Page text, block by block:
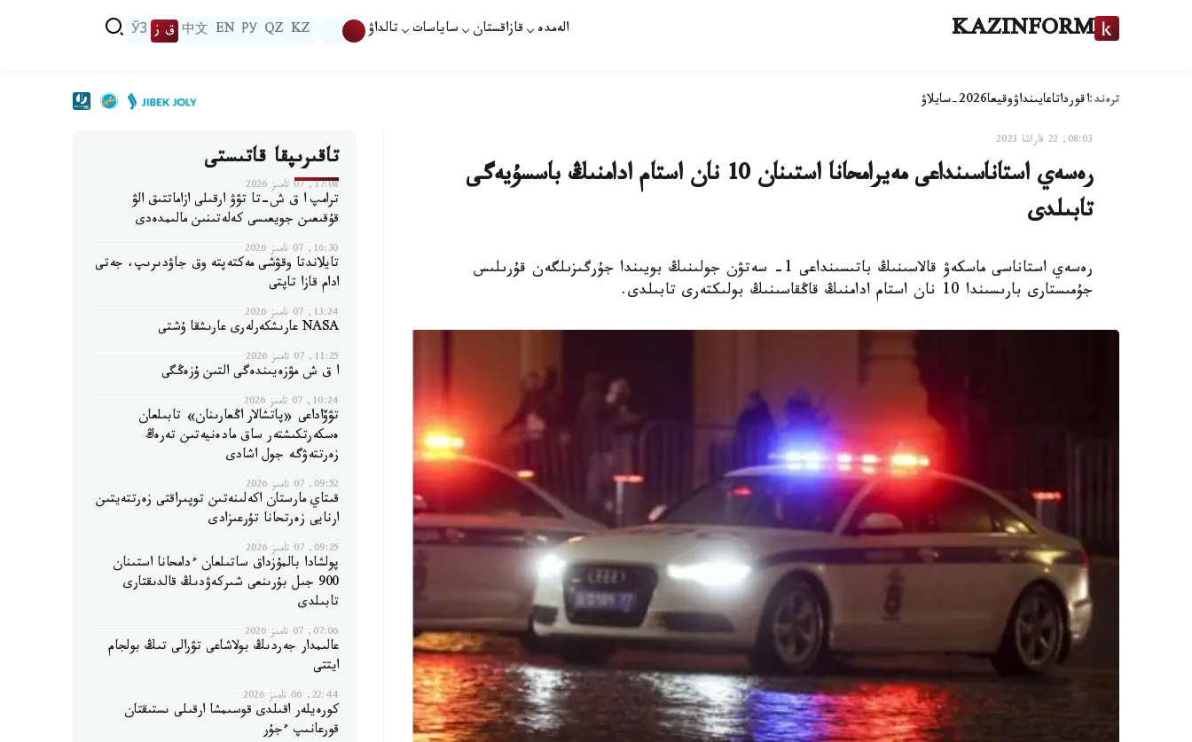
KAZINFORM الەمدە قازاقستان ساياسات تالداۋ KZ
QZ
РУ
EN
中文 ق ز ЎЗ
ترەند:اقورداتاعايىنداۋوقيعا2026-سايلاۋ
08:03, 22 قاراشا 2023
رەسەي استاناسىنداعى مەيرامحانا استىنان 10 نان استام ادامنىڭ باسسۇيەگى
تابىلدى
رەسەي استاناسى ماسكەۋ قالاسىنىڭ باتىسىنداعى 1- سەتۋن جولىنىڭ بويىندا جۇرگىزىلگەن قۇرىلىس
جۇمىستارى بارىسىندا 10 نان استام ادامنىڭ قاڭقاسىنىڭ بولىكتەرى تابىلدى.
تاقىرىپقا قاتىستى
17:08, 07 تامىز 2026
ترامپ ا ق ش-تا تۋۋ ارقىلى ازاماتتىق الۋ
قۇقىعىن جويعىسى كەلەتىنىن مالىمدەدى
16:30, 07 تامىز 2026
تايلاندتا وقۋشى مەكتەپتە وق جاۋدىرىپ، جەتى
ادام قازا تاپتى
13:24, 07 تامىز 2026
NASA عارىشكەرلەرى عارىشقا ۇشتى
11:25, 07 تامىز 2026
ا ق ش مۋزەيىندەگى التىن ۇزەڭگى
10:24, 07 تامىز 2026
تۋۆاداعى «پاتشالار اڭعارىنان» تابىلعان
ەسكەرتكىشتەر ساق مادەنيەتىن تەرەڭ
زەرتتەۋگە جول اشادى
09:52, 07 تامىز 2026
قىتاي مارستان اكەلىنەتىن توپىراقتى زەرتتەيتىن
ارنايى زەرتحانا تۇرعىزادى
09:25, 07 تامىز 2026
پولشادا بالمۇزداق ساتىلعان ءدامحانا استىنان
900 جىل بۇرىنعى شىركەۋدىڭ قالدىقتارى
تابىلدى
07:06, 07 تامىز 2026
عالىمدار جەردىڭ بولاشاعى تۋرالى تىڭ بولجام
ايتتى
22:44, 06 تامىز 2026
كورەيلەر اقىلدى قوسىمشا ارقىلى ىستىقتان
قورعانىپ ءجۇر